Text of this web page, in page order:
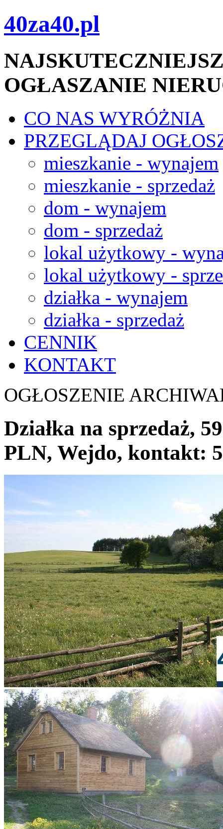
40za40.pl
OGŁASZANIE
CO NAS WYRÓŻNIA
PRZEGLĄDAJ
mieszkanie - wynajem
mieszkanie - sprzedaż
dom - wynajem
dom - sprzedaż
lokal użytkowy -
lokal użytkowy -
działka - wynajem
działka - sprzedaż
CENNIK
KONTAKT
OGŁOSZENIE
Działka na sprzedaż,
PLN, Wejdo, kontakt: